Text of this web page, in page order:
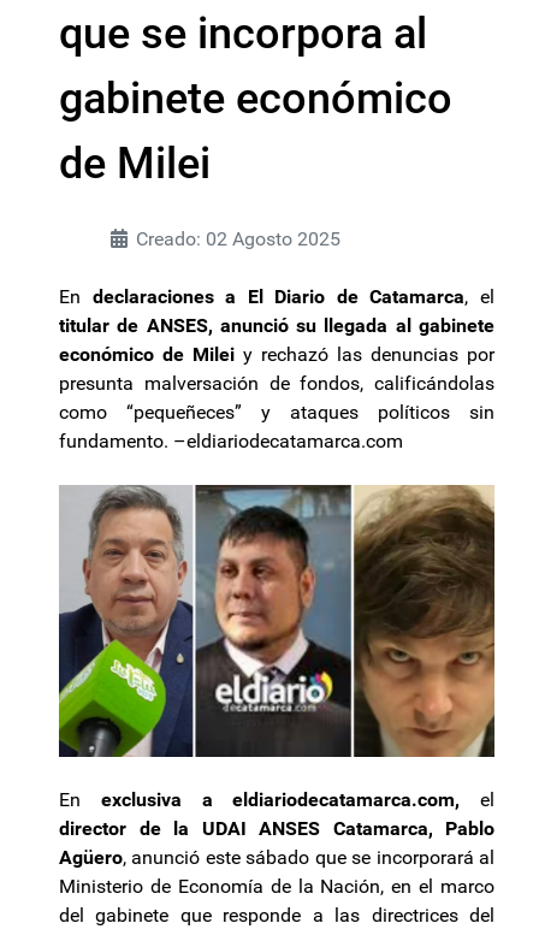
que se incorpora al
gabinete económico
de Milei
Creado: 02 Agosto 2025
En declaraciones a El Diario de Catamarca, el
titular de ANSES, anunció su llegada al gabinete
económico de Milei y rechazó las denuncias por
presunta malversación de fondos, calificándolas
como “pequeñeces” y ataques políticos sin
fundamento. –eldiariodecatamarca.com
En exclusiva a eldiariodecatamarca.com, el
director de la UDAI ANSES Catamarca, Pablo
Agüero, anunció este sábado que se incorporará al
Ministerio de Economía de la Nación, en el marco
del gabinete que responde a las directrices del